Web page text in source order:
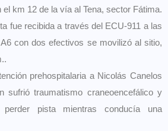
km 12 de la vía al Tena, sector Fátima.
fue recibida a través del ECU-911 a las
con dos efectivos se movilizó al sitio,
prehospitalaria a Nicolás Canelos
sufrió traumatismo craneoencefálico y
perder pista mientras conducía una